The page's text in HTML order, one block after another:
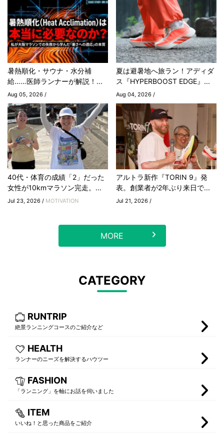
暑熱順化・サウナ・水分補
給……医師ランナーが解説！...
Aug 05, 2026 /
夏は避暑地へ旅ラン！アディダ
ス『HYPERBOOST EDGE』...
Aug 04, 2026 /
40代・体育の成績「2」だった
女性が10kmマラソン完走。...
Jul 23, 2026 / MOTIVATION
アルトラ新作『TORIN 9』発
表。創業者が2年ぶり来日で...
Jul 21, 2026 /
MORE
CATEGORY
RUNTRIP
絶景ランニングコースのご紹介など
HEALTH
ランナーのニーズを解決するハウツー
FASHION
「ランニング」を軸にお話を伺いました
ITEM
いいね！と思った商品をご紹介